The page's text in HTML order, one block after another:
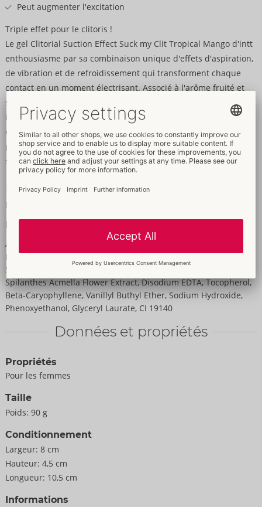
Peut augmenter l'excitation
Triple effet pour le clitoris !
Le gel Clitorial Suction Effect Suck my Clit Tropical Mango d'intt
enthousiasme par sa combinaison unique d'effets d'aspiration,
de vibration et de refroidissement qui transforment chaque
contact en un moment électrisant. Associé à l'arôme fruité et
sensuel de la mangue, c'est une fête pour tous les sens qui
incite même aux baisers intimes. Le secret sucré pour une
expérience intense et incomparable avec des orgasmes
profonds et durables ! Il suffit d'appliquer doucement le gel de
stimulation sur le clitoris ..
15 ml.
Pour usage externe uniquement.
Ingredients
Aqua (Water), Glycerin, Propylene Glycol, Aroma, Laureth-9,
Hydroxyethylcellulose, Sucralose, Phenylpropanol, BHT, Glyceryl
Stearate SE, Acessulfame, 1,2-Hexanediol, Cetearyl Alcohol,
Spilanthes Acmella Flower Extract, Disodium EDTA, Tocopherol,
Beta-Caryophyllene, Vanillyl Buthyl Ether, Sodium Hydroxide,
Phenoxyethanol, Glyceryl Laurate, CI 19140
Données et propriétés
Propriétés
Pour les femmes
Taille
Poids: 90 g
Conditionnement
Largeur: 8 cm
Hauteur: 4,5 cm
Longueur: 10,5 cm
Informations